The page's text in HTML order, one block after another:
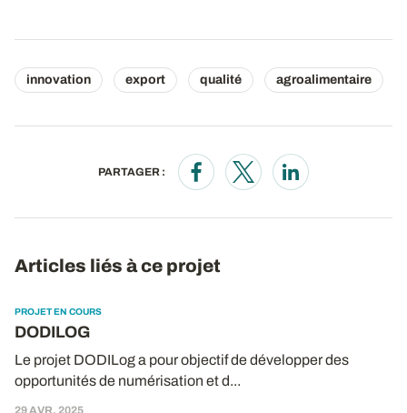
innovation export qualité agroalimentaire
PARTAGER :
Opens in a new window
Opens in a new window
Opens in a new
Articles liés à ce projet
PROJET EN COURS
DODILOG
Le projet DODILog a pour objectif de développer des
opportunités de numérisation et d...
29 AVR. 2025